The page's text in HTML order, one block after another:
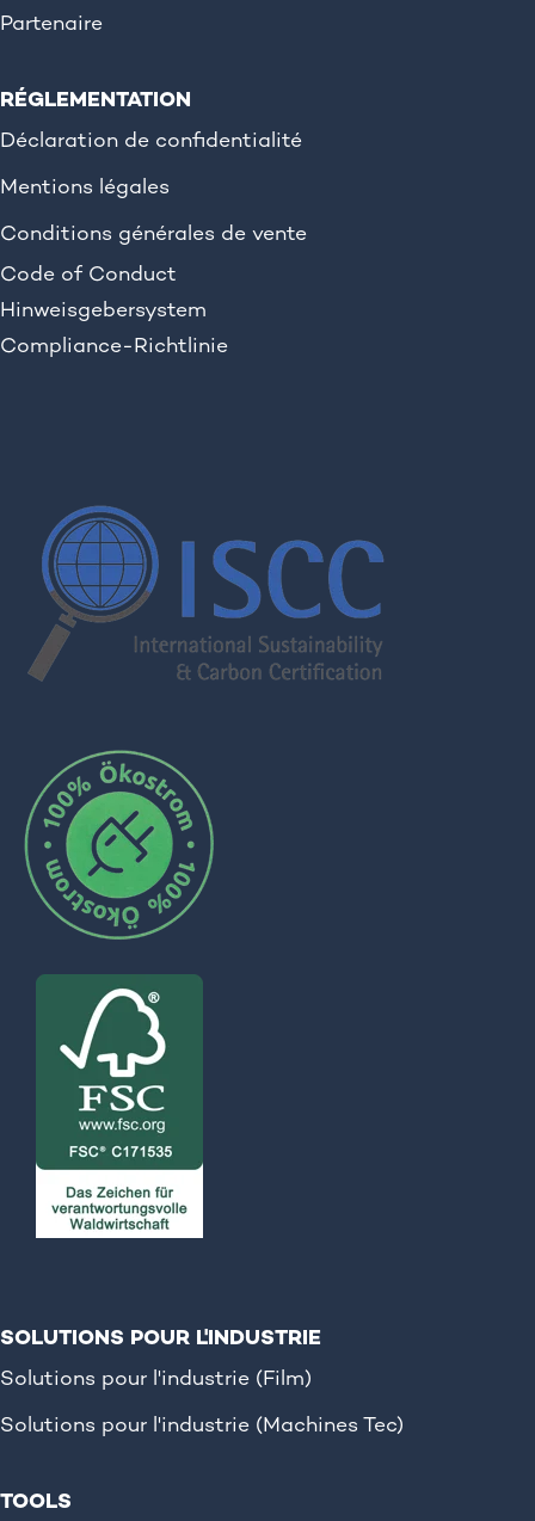
Partenaire
RÉGLEMENTATION
Déclaration de confidentialité
Mentions légales
Conditions générales de vente
Code of Conduct
Hinweisgebersystem
Compliance-Richtlinie
SOLUTIONS POUR L'INDUSTRIE
Solutions pour l'industrie (Film)
Solutions pour l'industrie (Machines Tec)
TOOLS